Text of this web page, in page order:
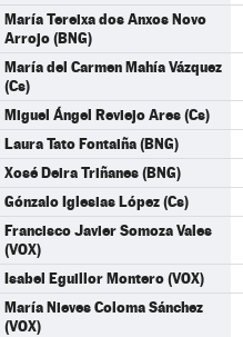
María Tereixa dos Anxos Novo
Arrojo (BNG)
María del Carmen Mahía Vázquez
(Cs)
Miguel Ángel Reviejo Ares (Cs)
Laura Tato Fontaiña (BNG)
Xosé Deira Triñanes (BNG)
Gónzalo Iglesias López (Cs)
Francisco Javier Somoza Vales
(VOX)
Isabel Eguillor Montero (VOX)
María Nieves Coloma Sánchez
(VOX)